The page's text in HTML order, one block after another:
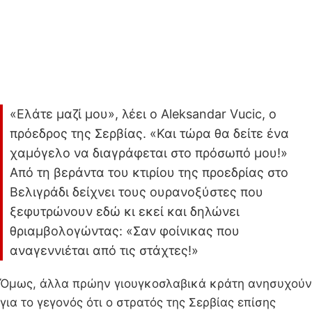
«Ελάτε μαζί μου», λέει ο Aleksandar Vucic, ο
πρόεδρος της Σερβίας. «Και τώρα θα δείτε ένα
χαμόγελο να διαγράφεται στο πρόσωπό μου!»
Από τη βεράντα του κτιρίου της προεδρίας στο
Βελιγράδι δείχνει τους ουρανοξύστες που
ξεφυτρώνουν εδώ κι εκεί και δηλώνει
θριαμβολογώντας: «Σαν φοίνικας που
αναγεννιέται από τις στάχτες!»
Όμως, άλλα πρώην γιουγκοσλαβικά κράτη ανησυχούν
για το γεγονός ότι ο στρατός της Σερβίας επίσης